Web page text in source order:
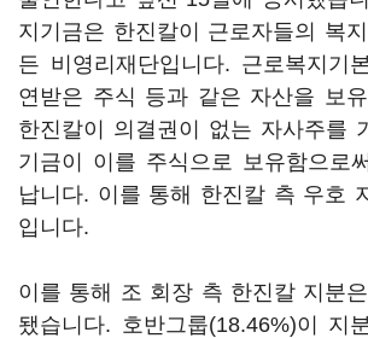
지기금은 한진칼이 근로자들의 복
든 비영리재단입니다. 근로복지기
연받은 주식 등과 같은 자산을 보
한진칼이 의결권이 없는 자사주를
기금이 이를 주식으로 보유함으로
납니다. 이를 통해 한진칼 측 우호
입니다.
이를 통해 조 회장 측 한진칼 지분
됐습니다. 호반그룹(18.46%)이 지